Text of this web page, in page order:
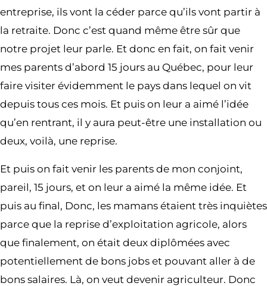
entreprise, ils vont la céder parce qu’ils vont partir à
la retraite. Donc c’est quand même être sûr que
notre projet leur parle. Et donc en fait, on fait venir
mes parents d’abord 15 jours au Québec, pour leur
faire visiter évidemment le pays dans lequel on vit
depuis tous ces mois. Et puis on leur a aimé l’idée
qu’en rentrant, il y aura peut-être une installation ou
deux, voilà, une reprise.
Et puis on fait venir les parents de mon conjoint,
pareil, 15 jours, et on leur a aimé la même idée. Et
puis au final, Donc, les mamans étaient très inquiètes
parce que la reprise d’exploitation agricole, alors
que finalement, on était deux diplômées avec
potentiellement de bons jobs et pouvant aller à de
bons salaires. Là, on veut devenir agriculteur. Donc